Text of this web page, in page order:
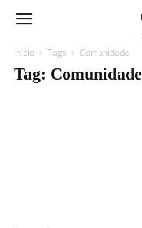
Guia
musculação,
Início Tags Comunidade
Tag: Comunidade